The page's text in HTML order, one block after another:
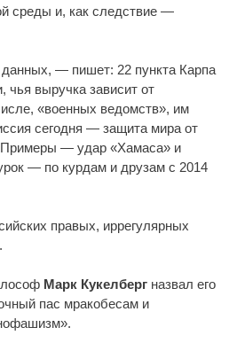
среды и, как следствие —
— пишет: 22 пункта Карпа
выручка зависит от
«военных ведомств», им
сегодня — защита мира от
Примеры — удар «Хамаса» и
— по курдам и друзам с 2014
правых, иррегулярных
Марк Кукелберг назвал его
пас мракобесам и